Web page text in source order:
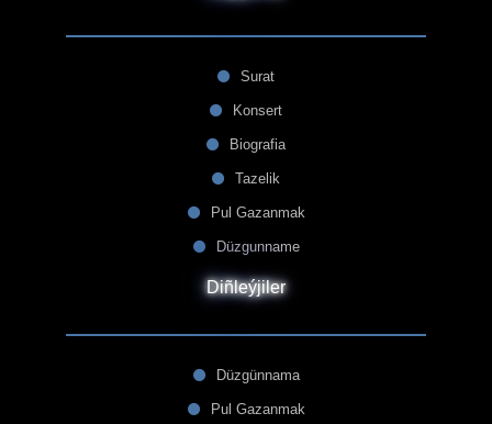
Surat
Konsert
Biografia
Tazelik
Pul Gazanmak
Düzgunname
Diñleýjiler
Düzgünnama
Pul Gazanmak